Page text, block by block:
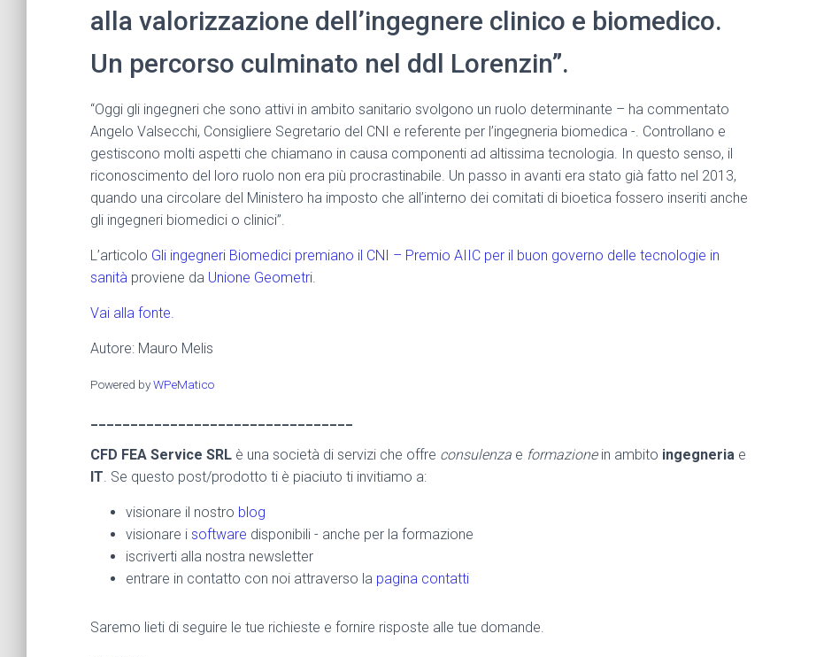
alla valorizzazione dell’ingegnere clinico e biomedico.
Un percorso culminato nel ddl Lorenzin”.
“Oggi gli ingegneri che sono attivi in ambito sanitario svolgono un ruolo determinante – ha commentato
Angelo Valsecchi, Consigliere Segretario del CNI e referente per l’ingegneria biomedica -. Controllano e
gestiscono molti aspetti che chiamano in causa componenti ad altissima tecnologia. In questo senso, il
riconoscimento del loro ruolo non era più procrastinabile. Un passo in avanti era stato già fatto nel 2013,
quando una circolare del Ministero ha imposto che all’interno dei comitati di bioetica fossero inseriti anche
gli ingegneri biomedici o clinici”.
L’articolo Gli ingegneri Biomedici premiano il CNI – Premio AIIC per il buon governo delle tecnologie in
sanità proviene da Unione Geometri.
Vai alla fonte.
Autore: Mauro Melis
Powered byWPeMatico
CFD FEA Service SRL è una società di servizi che offre consulenza e formazionein ambito ingegneria e
IT. Se questo post/prodotto ti è piaciuto ti invitiamo a:
visionare il nostro blog
visionare i software disponibili - anche per la formazione
iscriverti alla nostra newsletter
entrare in contatto con noi attraverso la pagina contatti
Saremo lieti di seguire le tue richieste e fornire risposte alle tue domande.